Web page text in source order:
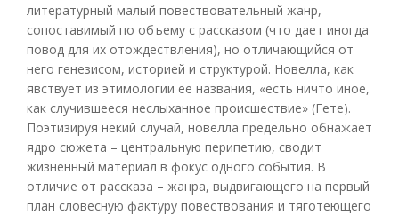
литературный малый повествовательный жанр,
сопоставимый по объему с рассказом (что дает иногда
повод для их отождествления), но отличающийся от
него генезисом, историей и структурой. Новелла, как
явствует из этимологии ее названия, «есть ничто иное,
как случившееся неслыханное происшествие» (Гете).
Поэтизируя некий случай, новелла предельно обнажает
ядро сюжета – центральную перипетию, сводит
жизненный материал в фокус одного события. В
отличие от рассказа – жанра, выдвигающего на первый
план словесную фактуру повествования и тяготеющего